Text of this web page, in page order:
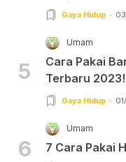
Gaya Hidup
5
Umam
Cara Pakai
Terbaru 2023!
Gaya Hidup
6
Umam
7 Cara Pakai